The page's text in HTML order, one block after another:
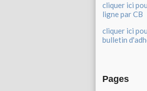
cliquer ici
ligne par CB
cliquer ici
bulletin
Pages